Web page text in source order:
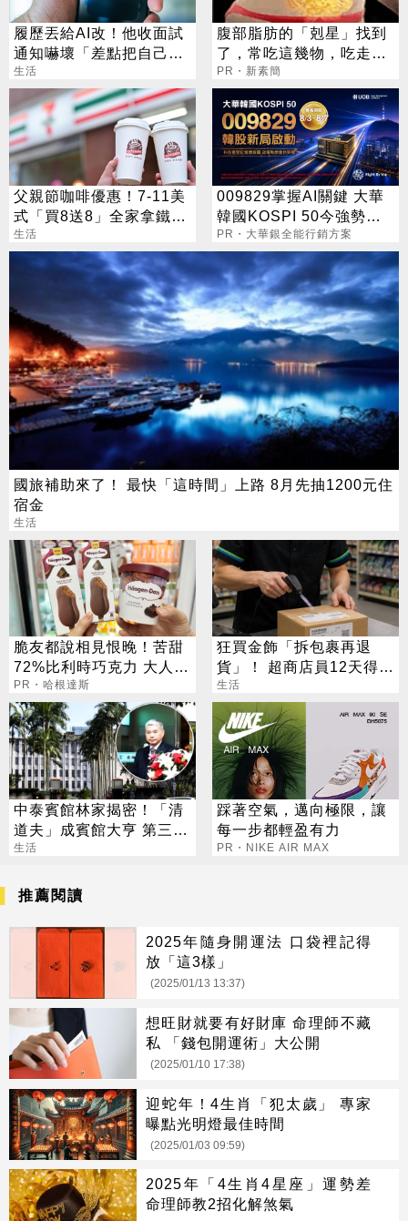
履歷丟給AI改！他收面試
通知嚇壞「差點把自己送
走」
生活
腹部脂肪的「剋星」找到
了，常吃這幾物，吃走大
肚囊，瘦出小蠻腰
PR・新素簡
父親節咖啡優惠！7-11美
式「買8送8」全家拿鐵2
杯85元
生活
009829掌握AI關鍵 大華
韓國KOSPI 50今強勢開
募
PR・大華銀全能行銷方案
國旅補助來了！ 最快「這時間」上路 8月先抽1200元住
宿金
生活
脆友都說相見恨晚！苦甜
72%比利時巧克力 大人味
爆紅！
PR・哈根達斯
狂買金飾「拆包裹再退
貨」！ 超商店員12天得手
39萬 下場出爐
生活
中泰賓館林家揭密！「清
道夫」成賓館大亨 第三代
還建東方文華
生活
踩著空氣，邁向極限，讓
每一步都輕盈有力
PR・NIKE AIR MAX
推薦閱讀
2025年隨身開運法 口袋裡記得
放「這3樣」
(2025/01/13 13:37)
想旺財就要有好財庫 命理師不藏
私 「錢包開運術」大公開
(2025/01/10 17:38)
迎蛇年！4生肖「犯太歲」 專家
曝點光明燈最佳時間
(2025/01/03 09:59)
2025年「4生肖4星座」運勢差
命理師教2招化解煞氣